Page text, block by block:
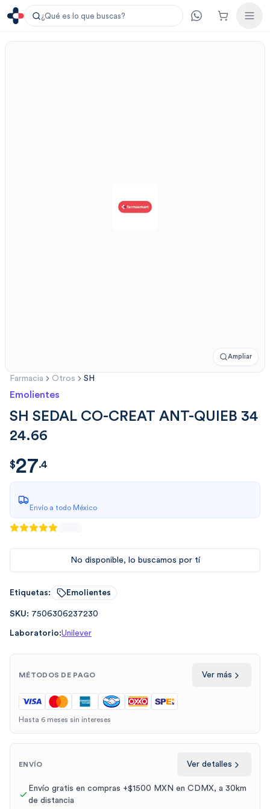
¿Qué es lo que buscas?
Ampliar
Farmacia Otros SH
Emolientes
SH SEDAL CO-CREAT ANT-QUIEB 34
24.66
$27.4
$27.4
Envío a todo México
No disponible, lo buscamos por tí
Etiquetas: Emolientes
SKU: 7506306237230
Laboratorio:Unilever
MÉTODOS DE PAGO Ver más
Hasta 6 meses sin intereses
ENVÍO Ver detalles
Envío gratis en compras +$1500 MXN en CDMX, a 30km
de distancia